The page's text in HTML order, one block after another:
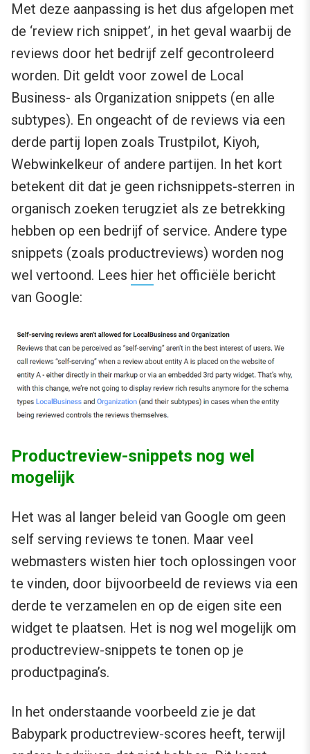
Met deze aanpassing is het dus afgelopen met
de ‘review rich snippet’, in het geval waarbij de
reviews door het bedrijf zelf gecontroleerd
worden. Dit geldt voor zowel de Local
Business- als Organization snippets (en alle
subtypes). En ongeacht of de reviews via een
derde partij lopen zoals Trustpilot, Kiyoh,
Webwinkelkeur of andere partijen. In het kort
betekent dit dat je geen richsnippets-sterren in
organisch zoeken terugziet als ze betrekking
hebben op een bedrijf of service. Andere type
snippets (zoals productreviews) worden nog
wel vertoond. Lees hier het officiële bericht
van Google:
Productreview-snippets nog wel
mogelijk
Het was al langer beleid van Google om geen
self serving reviews te tonen. Maar veel
webmasters wisten hier toch oplossingen voor
te vinden, door bijvoorbeeld de reviews via een
derde te verzamelen en op de eigen site een
widget te plaatsen. Het is nog wel mogelijk om
productreview-snippets te tonen op je
productpagina’s.
In het onderstaande voorbeeld zie je dat
Babypark productreview-scores heeft, terwijl